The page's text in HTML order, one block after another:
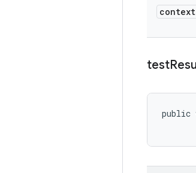
context
test
public